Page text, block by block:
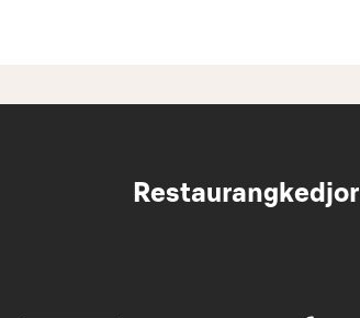
Restaurangkedjor